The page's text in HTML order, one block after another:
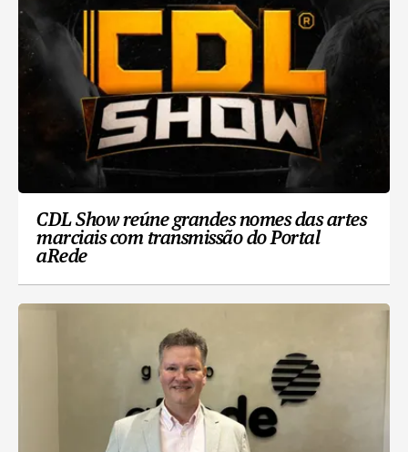
CDL Show reúne grandes nomes das artes
marciais com transmissão do Portal
aRede